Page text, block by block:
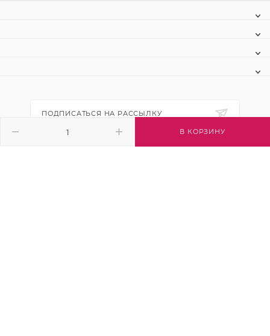
В КОРЗИНУ
ПОДПИСАТЬСЯ НА РАССЫЛКУ